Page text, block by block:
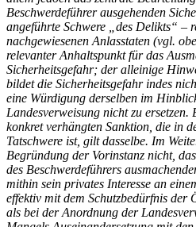
Beschwerdeführer ausgehenden
angeführte Schwere „des Delikts“ –
nachgewiesenen Anlasstaten (vgl.
relevanter Anhaltspunkt für das
Sicherheitsgefahr; der alleinige
bildet die Sicherheitsgefahr indes
eine Würdigung derselben im
Landesverweisung nicht zu
konkret verhängten Sanktion, die in
Tatschwere ist, gilt dasselbe. Im
Begründung der Vorinstanz nicht,
des Beschwerdeführers
mithin sein privates Interesse an
effektiv mit dem Schutzbedürfnis der
als bei der Anordnung der